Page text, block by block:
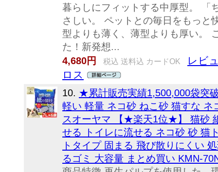
暮らしにフィットする中厚型。 「
さしい。 ペットとの毎日をもっと
型よりも薄く、薄型よりも厚い。
た！新発想...
4,680円
税込 送料込 カードOK
レビ
ロス
10. ★累計販売実績1,500,000袋突
軽い 軽量 ネコ砂 ねこ砂 猫すな
スオーヤマ 【★楽天1位★】 猫砂
せる トイレに流せる ネコ砂 砂 猫
トタイプ 固まる 飛び散りにくい
るゴミ 大容量 まとめ買い KMN-